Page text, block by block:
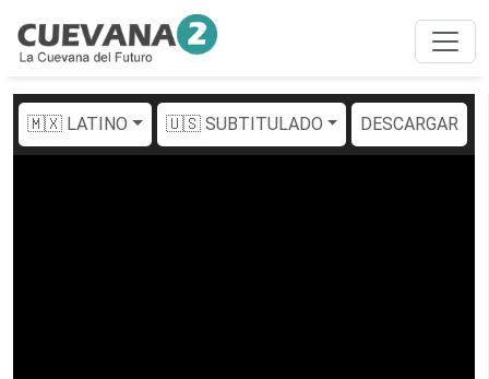
🇲🇽 LATINO 🇺🇸 SUBTITULADO DESCARGAR